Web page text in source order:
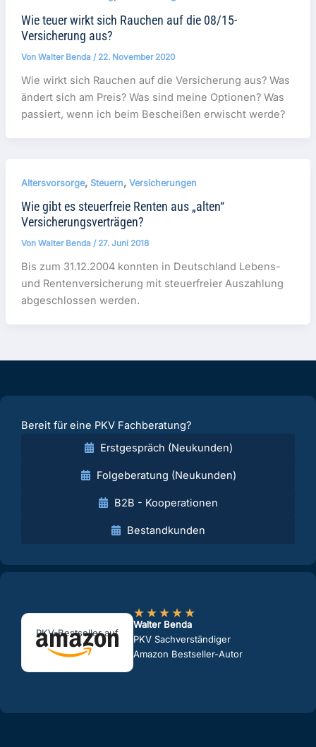
Wie teuer wirkt sich Rauchen auf die 08/15-
Versicherung aus?
Von Walter Benda / 22. November 2020
Wie wirkt sich Rauchen auf die Versicherung aus? Was
ändert sich am Preis? Was sind meine Optionen? Was
passiert, wenn ich beim Bescheißen erwischt werde?
Altersvorsorge, Steuern, Versicherungen
Wie gibt es steuerfreie Renten aus „alten“
Versicherungsverträgen?
Von Walter Benda / 27. Juni 2018
Bis zum 31.12.2004 konnten in Deutschland Lebens-
und Rentenversicherung mit steuerfreier Auszahlung
abgeschlossen werden.
Bereit für eine PKV Fachberatung?
Erstgespräch (Neukunden)
Folgeberatung (Neukunden)
B2B - Kooperationen
Bestandkunden
PKV-Bestseller auf
★★★★★
Walter Benda
PKV Sachverständiger
Amazon Bestseller-Autor